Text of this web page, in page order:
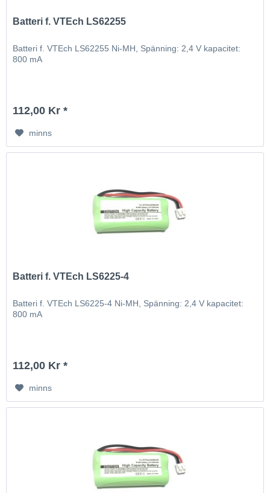
Batteri f. VTEch LS62255
Batteri f. VTEch LS62255 Ni-MH, Spänning: 2,4 V kapacitet:
800 mA
112,00 Kr *
minns
Batteri f. VTEch LS6225-4
Batteri f. VTEch LS6225-4 Ni-MH, Spänning: 2,4 V kapacitet:
800 mA
112,00 Kr *
minns